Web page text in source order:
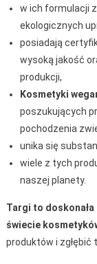
w ich formulacji
ekologicznych
posiadają
wysoką jakość
produkcji,
Kosmetyki
poszukujących
pochodzenia
unika się
wiele z tych
naszej planety.
Targi to
świecie
produktów i zgłębić